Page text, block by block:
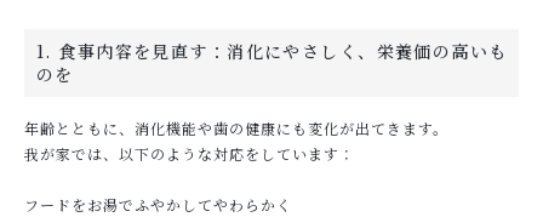
1. 食事内容を見直す：消化にやさしく、栄養価の高いも
のを
年齢とともに、消化機能や歯の健康にも変化が出てきます。
我が家では、以下のような対応をしています：
フードをお湯でふやかしてやわらかく